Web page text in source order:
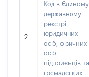
2
Код в Єдиному
державному
реєстрі
юридичних
осіб, фізичних
осіб –
підприємців та
громадських